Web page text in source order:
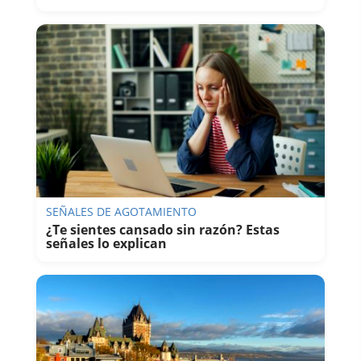
SEÑALES DE AGOTAMIENTO
¿Te sientes cansado sin razón? Estas
señales lo explican